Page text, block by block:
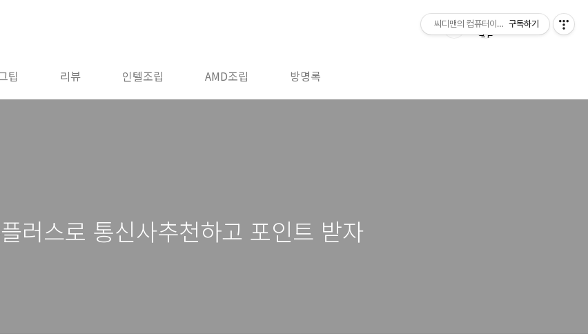
팁 리뷰 인텔조립 AMD조립 방명록
러스로 통신사추천하고 포인트 받자
씨디맨의 컴퓨터이야기구독하기